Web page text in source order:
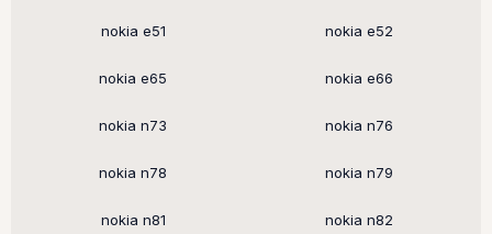
nokia e51 nokia e52
nokia e65 nokia e66
nokia n73 nokia n76
nokia n78 nokia n79
nokia n81 nokia n82